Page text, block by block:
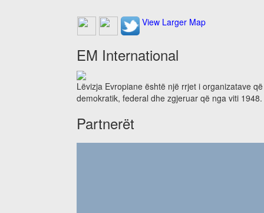
View Larger Map
EM International
Lëvizja Evropiane është një rrjet i organizatave
demokratik, federal dhe zgjeruar që nga viti 1948.
Partnerët